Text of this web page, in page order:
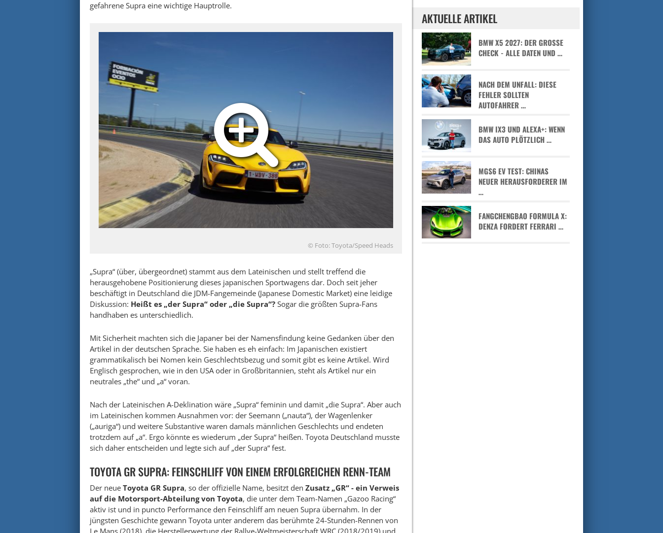
gefahrene Supra eine wichtige Hauptrolle.
© Foto: Toyota/Speed Heads
„Supra“ (über, übergeordnet) stammt aus dem Lateinischen und stellt treffend die
herausgehobene Positionierung dieses japanischen Sportwagens dar. Doch seit jeher
beschäftigt in Deutschland die JDM-Fangemeinde (Japanese Domestic Market) eine leidige
Diskussion: Heißt es „der Supra“ oder „die Supra“? Sogar die größten Supra-Fans
handhaben es unterschiedlich.
Mit Sicherheit machten sich die Japaner bei der Namensfindung keine Gedanken über den
Artikel in der deutschen Sprache. Sie haben es eh einfach: Im Japanischen existiert
grammatikalisch bei Nomen kein Geschlechtsbezug und somit gibt es keine Artikel. Wird
Englisch gesprochen, wie in den USA oder in Großbritannien, steht als Artikel nur ein
neutrales „the“ und „a“ voran.
Nach der Lateinischen A-Deklination wäre „Supra“ feminin und damit „die Supra“. Aber auch
im Lateinischen kommen Ausnahmen vor: der Seemann („nauta“), der Wagenlenker
(„auriga“) und weitere Substantive waren damals männlichen Geschlechts und endeten
trotzdem auf „a“. Ergo könnte es wiederum „der Supra“ heißen. Toyota Deutschland musste
sich daher entscheiden und legte sich auf „der Supra“ fest.
TOYOTA GR SUPRA: FEINSCHLIFF VON EINEM ERFOLGREICHEN RENN-TEAM
Der neue Toyota GR Supra, so der offizielle Name, besitzt den Zusatz „GR“ - ein Verweis
auf die Motorsport-Abteilung von Toyota, die unter dem Team-Namen „Gazoo Racing“
aktiv ist und in puncto Performance den Feinschliff am neuen Supra übernahm. In der
jüngsten Geschichte gewann Toyota unter anderem das berühmte 24-Stunden-Rennen von
AKTUELLE ARTIKEL
BMW X5 2027: DER GROSSE C
HECK - ALLE DATEN UND …
NACH DEM UNFALL: DIESE
FEHLER SOLLTEN
AUTOFAHRER …
BMW IX3 UND ALEXA+: WENN
DAS AUTO PLÖTZLICH …
MGS6 EV TEST: CHINAS
NEUER HERAUSFORDERER IM
…
FANGCHENGBAO FORMULA X:
DENZA FORDERT FERRARI …